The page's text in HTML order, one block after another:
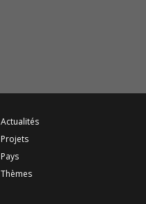
Actualités
Projets
Pays
Thèmes